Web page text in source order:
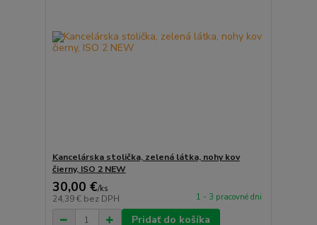
Kancelárska stolička, zelená látka, nohy kov
čierny, ISO 2 NEW
30,00 €/ks
24,39 € bez DPH 1 - 3 pracovné dni
Pridať do košíka